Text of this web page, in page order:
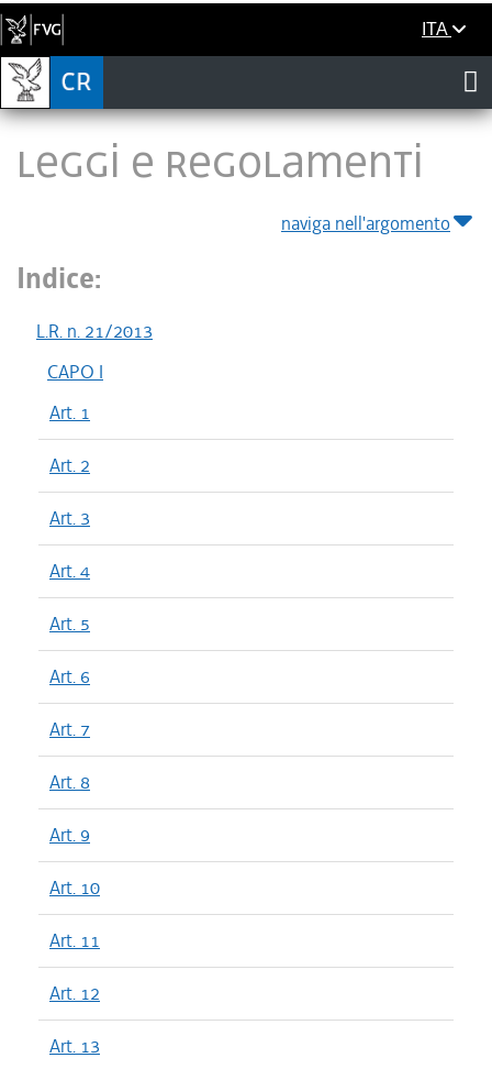
ITA
LEGGI E REGOLAMENTI
naviga nell'argomento
Indice:
L.R. n. 21/2013
CAPO I
Art. 1
Art. 2
Art. 3
Art. 4
Art. 5
Art. 6
Art. 7
Art. 8
Art. 9
Art. 10
Art. 11
Art. 12
Art. 13